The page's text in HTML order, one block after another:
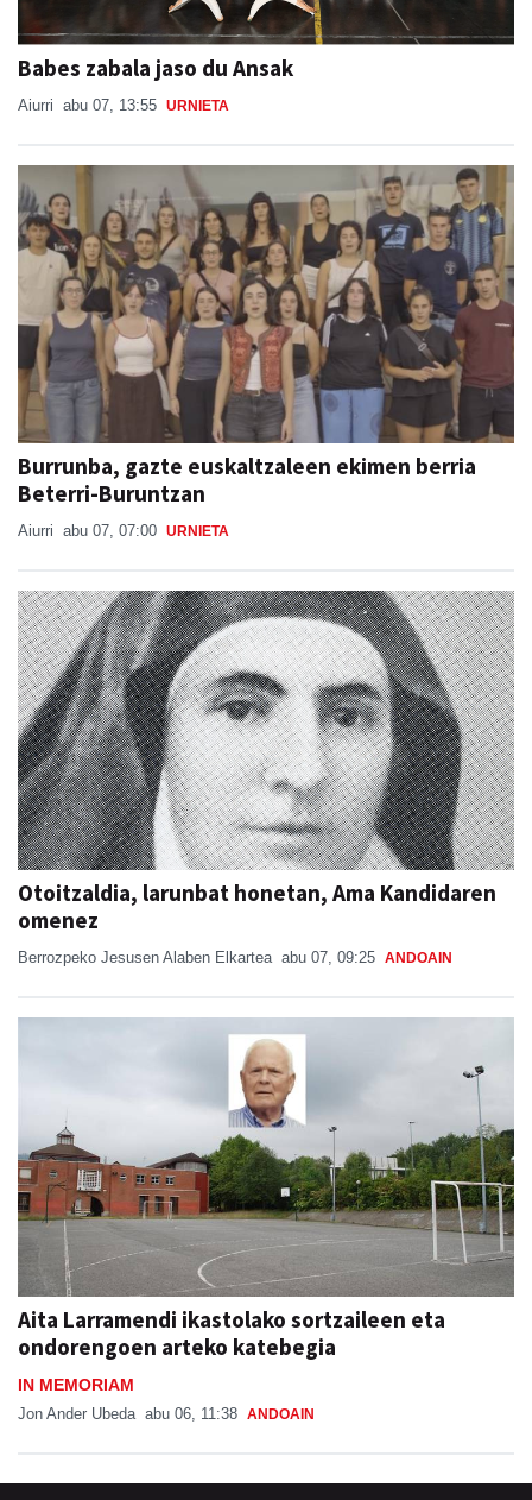
Babes zabala jaso du Ansak
Aiurri abu 07, 13:55 URNIETA
Burrunba, gazte euskaltzaleen ekimen berria
Beterri-Buruntzan
Aiurri abu 07, 07:00 URNIETA
Otoitzaldia, larunbat honetan, Ama Kandidaren
omenez
Berrozpeko Jesusen Alaben Elkartea abu 07, 09:25 ANDOAIN
Aita Larramendi ikastolako sortzaileen eta
ondorengoen arteko katebegia
IN MEMORIAM
Jon Ander Ubeda abu 06, 11:38 ANDOAIN